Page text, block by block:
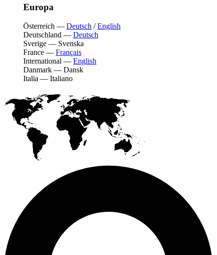
Europa
Österreich — Deutsch /English
Deutschland — Deutsch
Sverige — Svenska
France — Français
International — English
Danmark — Dansk
Italia — Italiano